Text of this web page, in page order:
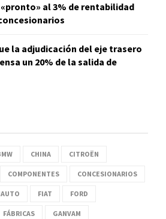
al 3% de rentabilidad
la adjudicación del eje trasero
un 20% de la salida de
CHINA CITROËN
COMPONENTES CONCESIONARIOS
FIAT FORD
FÁBRICAS GANVAM